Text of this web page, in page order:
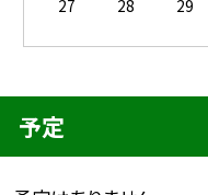
27
28 29
予定